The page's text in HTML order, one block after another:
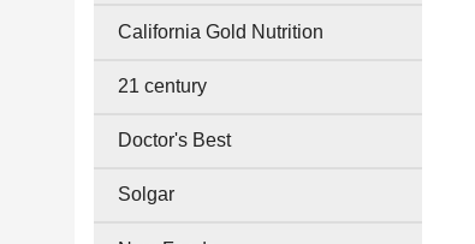
California Gold Nutrition
21 century
Doctor's Best
Solgar